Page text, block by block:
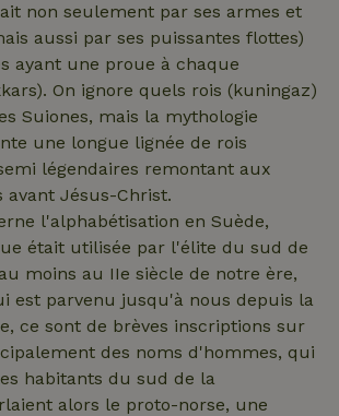
non seulement par ses armes et
aussi par ses puissantes flottes)
ayant une proue à chaque
On ignore quels rois (kuningaz)
Suiones, mais la mythologie
une longue lignée de rois
légendaires remontant aux
avant Jésus-Christ.
l'alphabétisation en Suède,
était utilisée par l'élite du sud de
au moins au IIe siècle de notre ère,
est parvenu jusqu'à nous depuis la
ce sont de brèves inscriptions sur
des noms d'hommes, qui
habitants du sud de la
alors le proto-norse, une
refund www.maisonnature.fr
www.maisonnature.fr